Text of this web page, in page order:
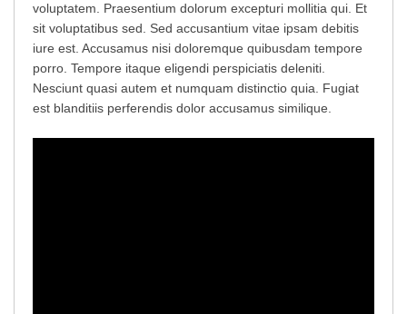
voluptatem. Praesentium dolorum excepturi mollitia qui. Et
sit voluptatibus sed. Sed accusantium vitae ipsam debitis
iure est. Accusamus nisi doloremque quibusdam tempore
porro. Tempore itaque eligendi perspiciatis deleniti.
Nesciunt quasi autem et numquam distinctio quia. Fugiat
est blanditiis perferendis dolor accusamus similique.